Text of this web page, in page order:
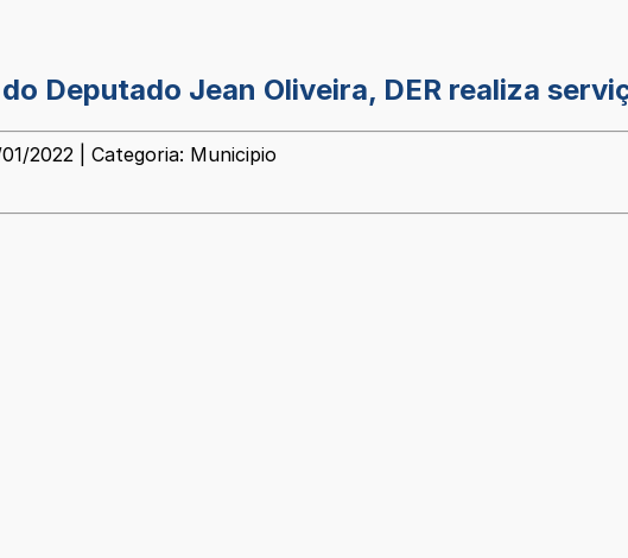
Deputado Jean Oliveira, DER realiza
2022 | Categoria: Municipio